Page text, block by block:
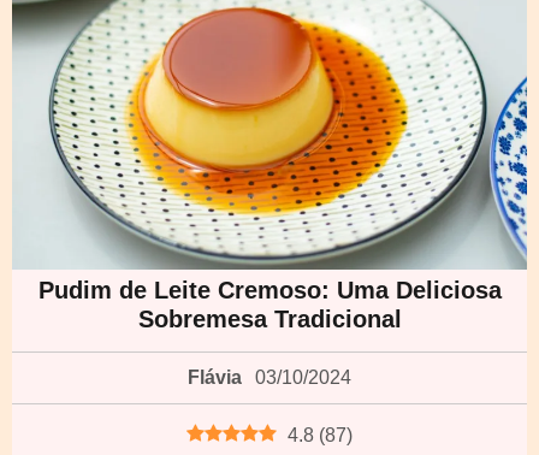
Pudim de Leite Cremoso: Uma Deliciosa
Sobremesa Tradicional
Flávia 03/10/2024
4.8 (87)